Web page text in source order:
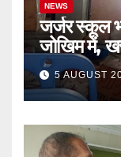
NEWS
जर्जर स्कूल
जोखिम में,
जागा
5 AUGUST